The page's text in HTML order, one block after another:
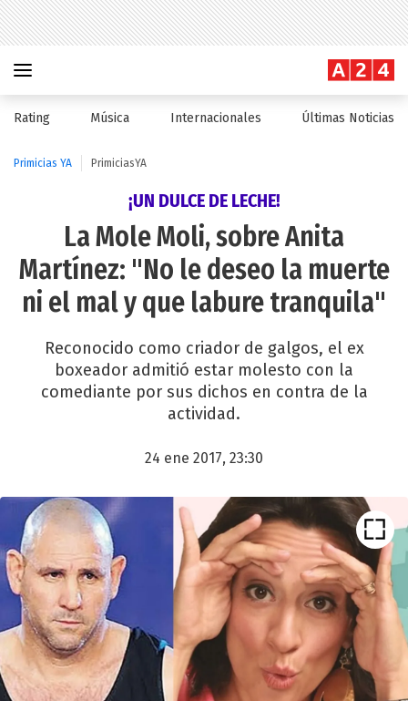
Rating Música Internacionales Últimas Noticias
Primicias YA PrimiciasYA
¡UN DULCE DE LECHE!
La Mole Moli, sobre Anita
Martínez: "No le deseo la muerte
ni el mal y que labure tranquila"
Reconocido como criador de galgos, el ex
boxeador admitió estar molesto con la
comediante por sus dichos en contra de la
actividad.
24 ene 2017, 23:30